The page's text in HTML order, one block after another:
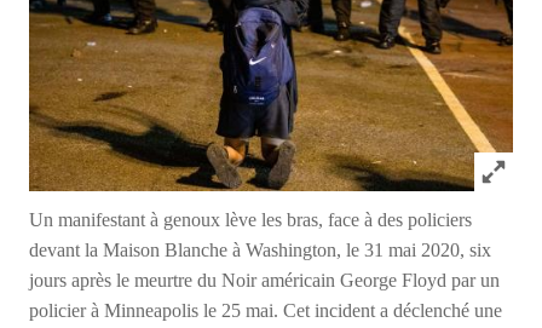
Click to
Un manifestant à genoux lève les bras, face à des policiers
devant la Maison Blanche à Washington, le 31 mai 2020, six
jours après le meurtre du Noir américain George Floyd par un
policier à Minneapolis le 25 mai. Cet incident a déclenché une